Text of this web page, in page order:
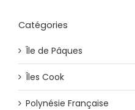
Catégories
Île de Pâques
Îles Cook
Polynésie Française